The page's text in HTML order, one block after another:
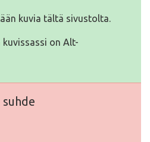
kuvia tältä sivustolta.
kuvissassi on Alt-